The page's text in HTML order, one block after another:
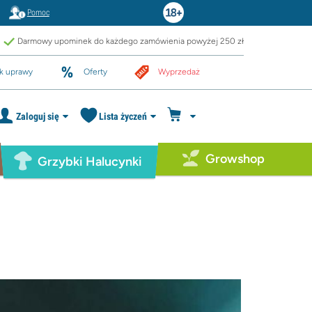
Pomoc
Darmowy upominek do każdego zamówienia powyżej 250 zł
uprawy Oferty Wyprzedaż
Zaloguj się Lista życzeń
Grzybki Halucynki Growshop